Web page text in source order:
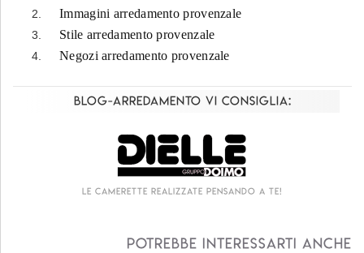
Immagini arredamento provenzale
Stile arredamento provenzale
Negozi arredamento provenzale
Blog-Arredamento vi consiglia:
Le camerette realizzate pensando a te!
Potrebbe interessarti anche